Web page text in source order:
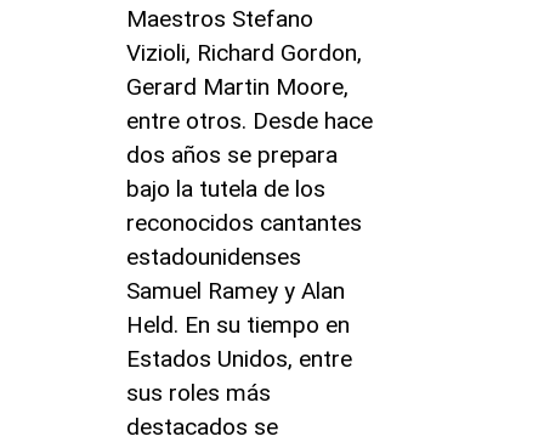
Maestros Stefano
Vizioli, Richard Gordon,
Gerard Martin Moore,
entre otros. Desde hace
dos años se prepara
bajo la tutela de los
reconocidos cantantes
estadounidenses
Samuel Ramey y Alan
Held. En su tiempo en
Estados Unidos, entre
sus roles más
destacados se